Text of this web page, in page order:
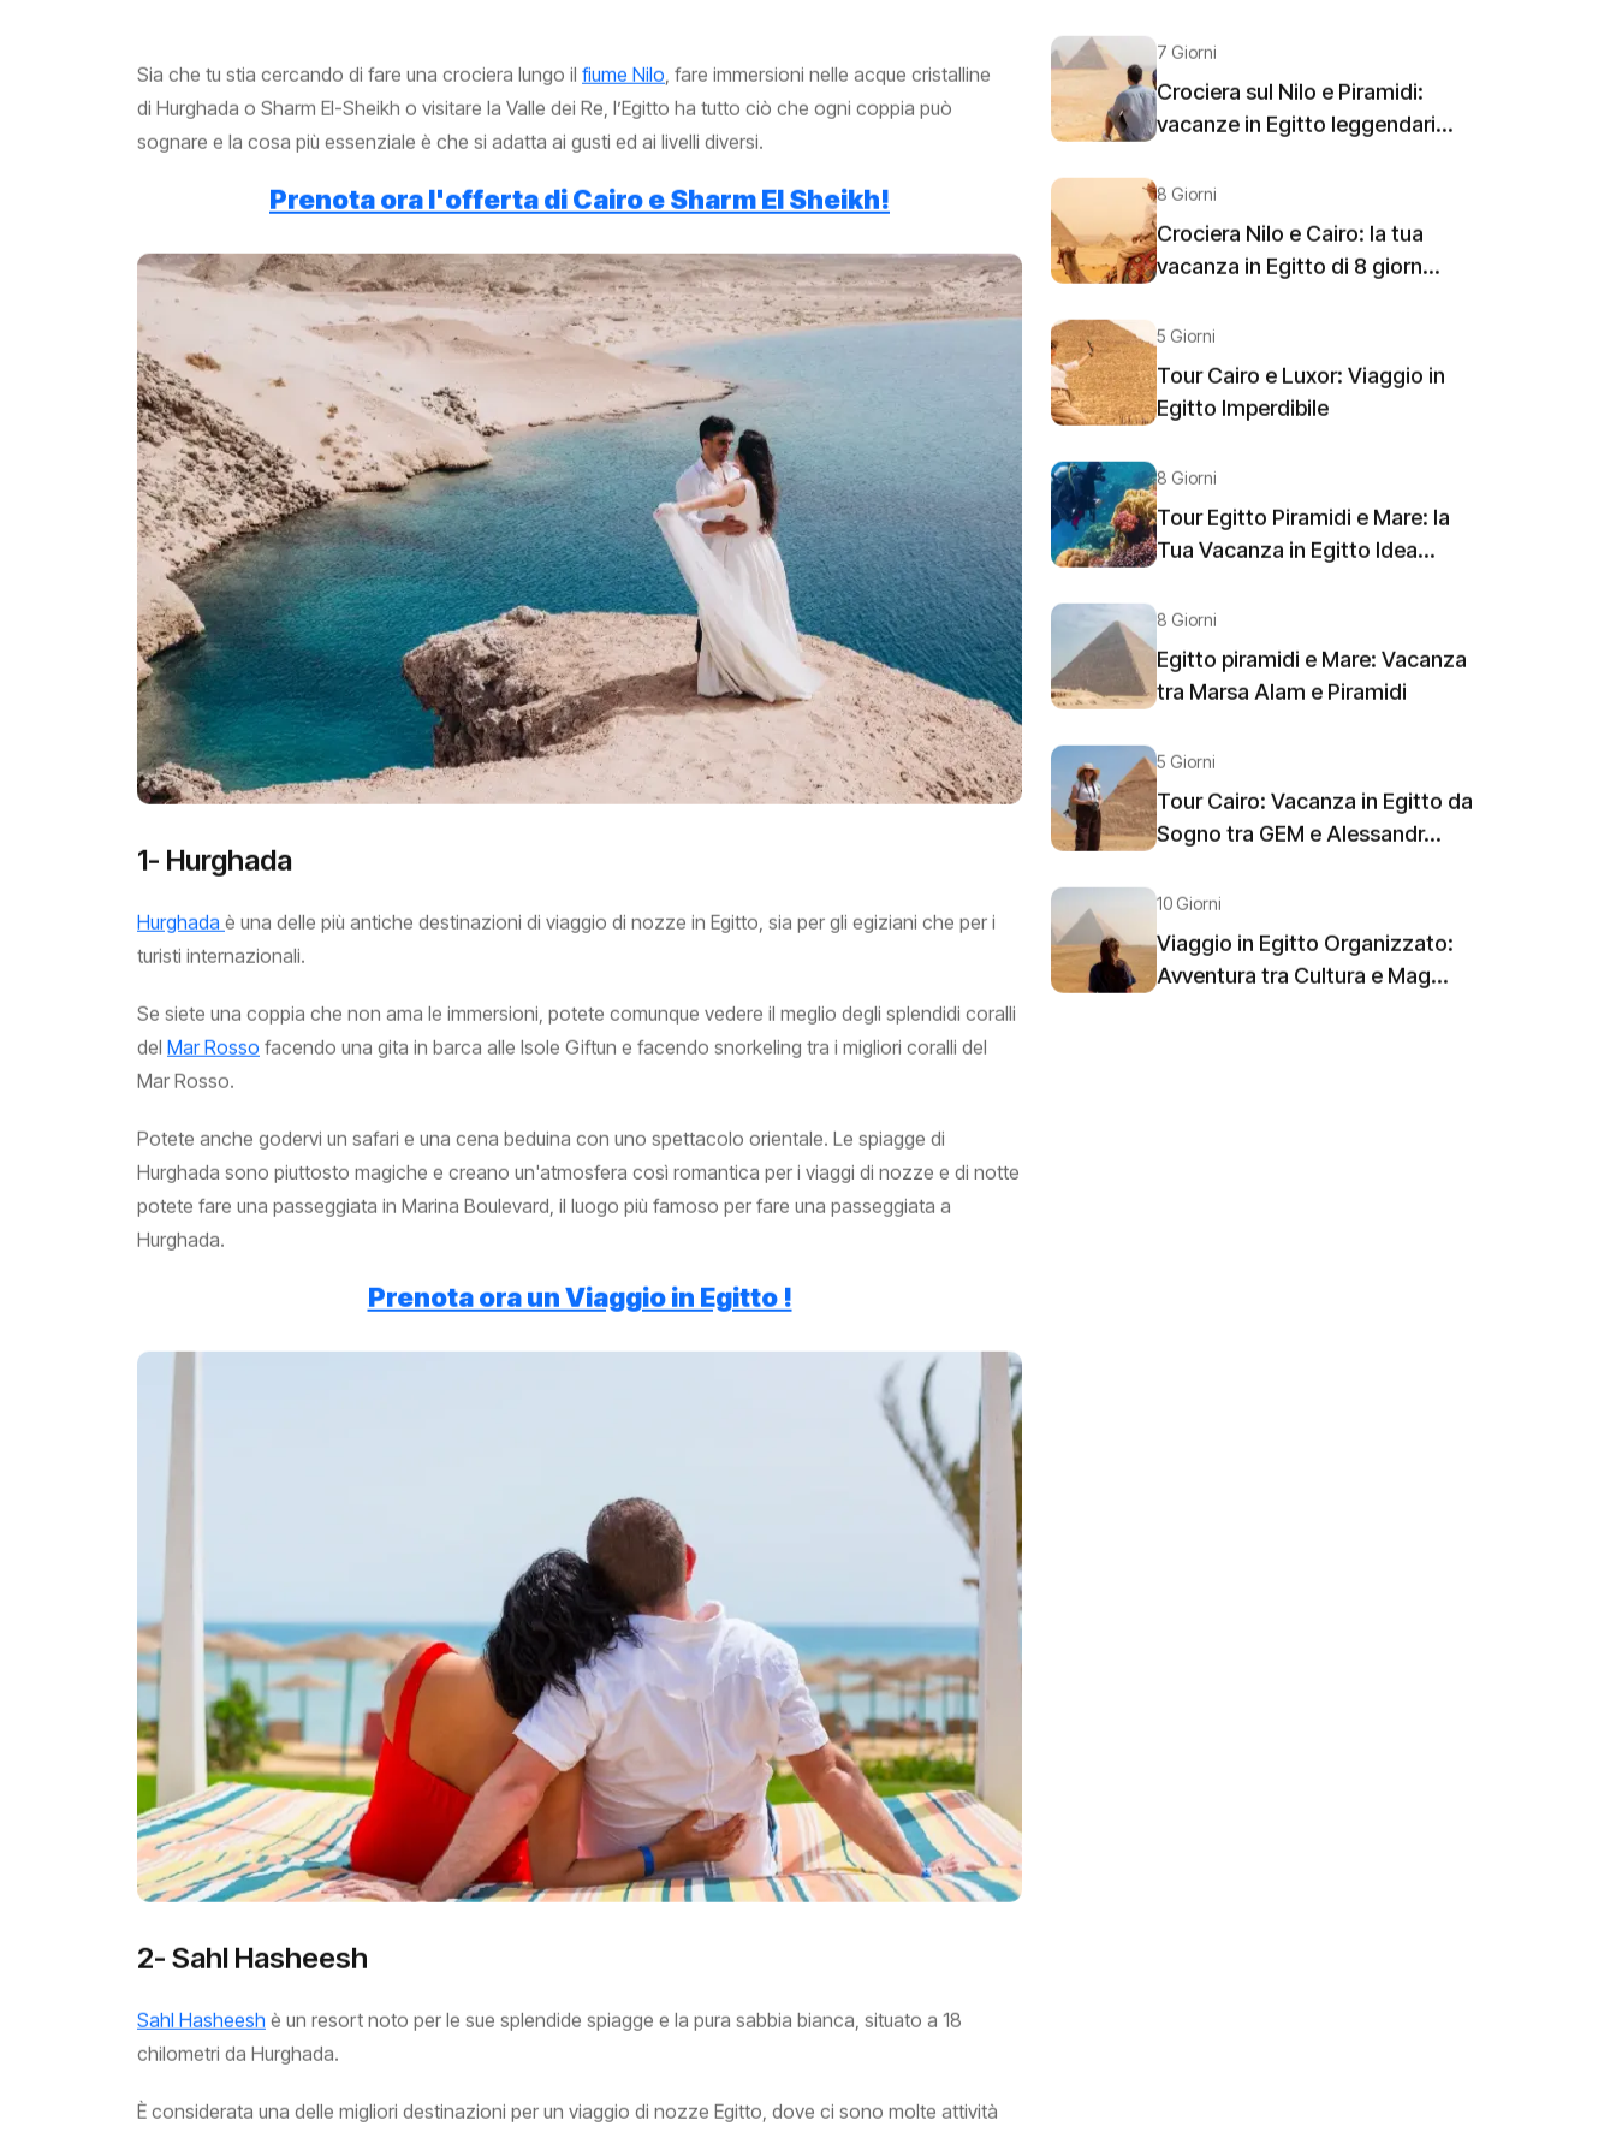
Sia che tu stia cercando di fare una crociera lungo il fiume Nilo, fare immersioni nelle acque cristalline
di Hurghada o Sharm El-Sheikh o visitare la Valle dei Re, l’Egitto ha tutto ciò che ogni coppia può
sognare e la cosa più essenziale è che si adatta ai gusti ed ai livelli diversi.
Prenota ora l'offerta di Cairo e Sharm El Sheikh!
1- Hurghada
Hurghadaè una delle più antiche destinazioni di viaggio di nozze in Egitto, sia per gli egiziani che per i
turisti internazionali.
Se siete una coppia che non ama le immersioni, potete comunque vedere il meglio degli splendidi coralli
del Mar Rosso facendo una gita in barca alle Isole Giftun e facendo snorkeling tra i migliori coralli del
Mar Rosso.
Potete anche godervi un safari e una cena beduina con uno spettacolo orientale. Le spiagge di
Hurghada sono piuttosto magiche e creano un'atmosfera così romantica per i viaggi di nozze e di notte
potete fare una passeggiata in Marina Boulevard, il luogo più famoso per fare una passeggiata a
Hurghada.
Prenota ora un Viaggio in Egitto !
2- Sahl Hasheesh
Sahl Hasheesh è un resort noto per le sue splendide spiagge e la pura sabbia bianca, situato a 18
chilometri da Hurghada.
È considerata una delle migliori destinazioni per un viaggio di nozze Egitto, dove ci sono molte attività
7 Giorni
Crociera sul Nilo e Piramidi:
vacanze in Egitto leggendari...
8 Giorni
Crociera Nilo e Cairo: la tua
vacanza in Egitto di 8 giorn...
5 Giorni
Tour Cairo e Luxor: Viaggio in
Egitto Imperdibile
8 Giorni
Tour Egitto Piramidi e Mare: la
Tua Vacanza in Egitto Idea...
8 Giorni
Egitto piramidi e Mare: Vacanza
tra Marsa Alam e Piramidi
5 Giorni
Tour Cairo: Vacanza in Egitto da
Sogno tra GEM e Alessandr...
10 Giorni
Viaggio in Egitto Organizzato:
Avventura tra Cultura e Mag...